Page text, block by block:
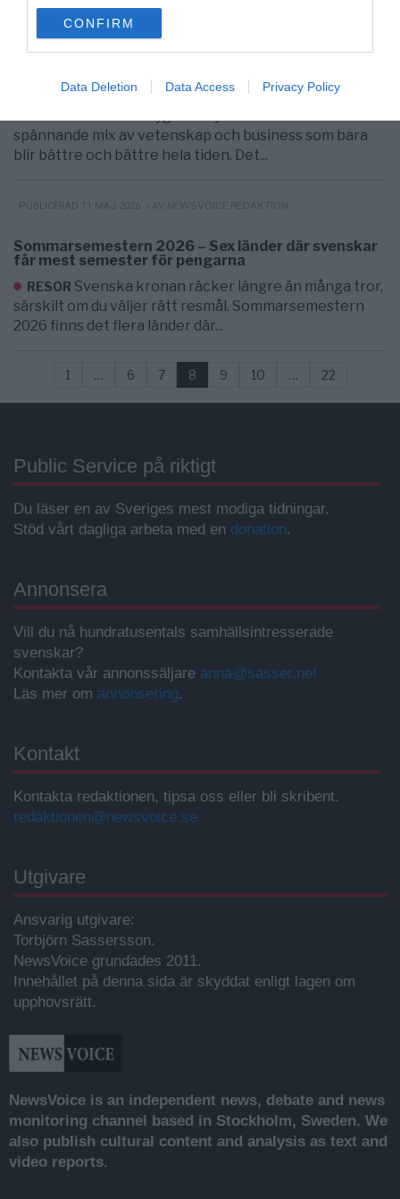
use your data for below specified purposes in below Google
consent section.
CONFIRM
Data Deletion Data Access Privacy Policy
PUBLICERAD 26 MARS 2024 - AV UNDERHÅLLNING @NEWSVOICE
Nya spännande innovationer inom flyg- och
rymdbranschen
spännande mix av vetenskap och business som bara
blir bättre och bättre hela tiden. Det...
PUBLICERAD 11 MAJ 2026 - AV NEWSVOICE REDAKTION
Sommarsemestern 2026 – Sex länder där svenskar
får mest semester för pengarna
RESOR Svenska kronan räcker längre än många tror,
särskilt om du väljer rätt resmål. Sommarsemestern
2026 finns det flera länder där...
1 … 6 7 8 9 10 … 22
Public Service på riktigt
Du läser en av Sveriges mest modiga tidningar.
Stöd vårt dagliga arbeta med en donation.
Annonsera
Vill du nå hundratusentals samhällsintresserade
svenskar?
Kontakta vår annonssäljare anna@sasser.net
Läs mer om annonsering.
Kontakt
Kontakta redaktionen, tipsa oss eller bli skribent.
redaktionen@newsvoice.se
Utgivare
Ansvarig utgivare:
Torbjörn Sassersson.
NewsVoice grundades 2011.
Innehållet på denna sida är skyddat enligt lagen om
upphovsrätt.
NewsVoice is an independent news, debate and news
monitoring channel based in Stockholm, Sweden. We
also publish cultural content and analysis as text and
video reports.